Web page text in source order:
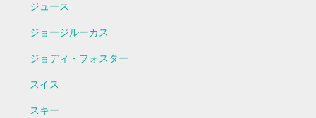
ジュース
ジョージルーカス
ジョディ・フォスター
スイス
スキー